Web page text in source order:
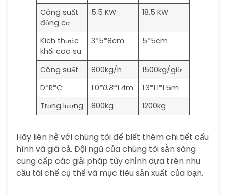
Công suất
động cơ
5.5 KW 18.5 KW
Kích thước
khối cao su
3*5*8cm 5*5cm
Công suất 800kg/h
1500kg/giờ
D*R*C
1.0*0.8*1.4m
1.3*1.1*1.5m
Trọng lượng
800kg 1200kg
Hãy liên hệ với chúng tôi để biết thêm chi tiết cấu
hình và giá cả. Đội ngũ của chúng tôi sẵn sàng
cung cấp các giải pháp tùy chỉnh dựa trên nhu
cầu tái chế cụ thể và mục tiêu sản xuất của bạn.